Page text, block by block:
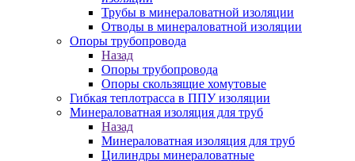
Трубы в минераловатной изоляции
Отводы в минераловатной изоляции
Опоры трубопровода
Назад
Опоры трубопровода
Опоры скользящие хомутовые
Гибкая теплотрасса в ППУ изоляции
Минераловатная изоляция для труб
Назад
Минераловатная изоляция для труб
Цилиндры минераловатные